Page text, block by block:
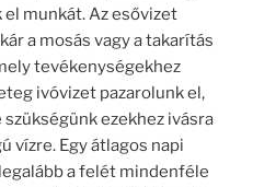
munkát. Az esővizet
a mosás vagy a takarítás
tevékenységekhez
ivóvizet pazarolunk el,
ezekhez ivásra
vízre. Egy átlagos napi
a felét mindenféle